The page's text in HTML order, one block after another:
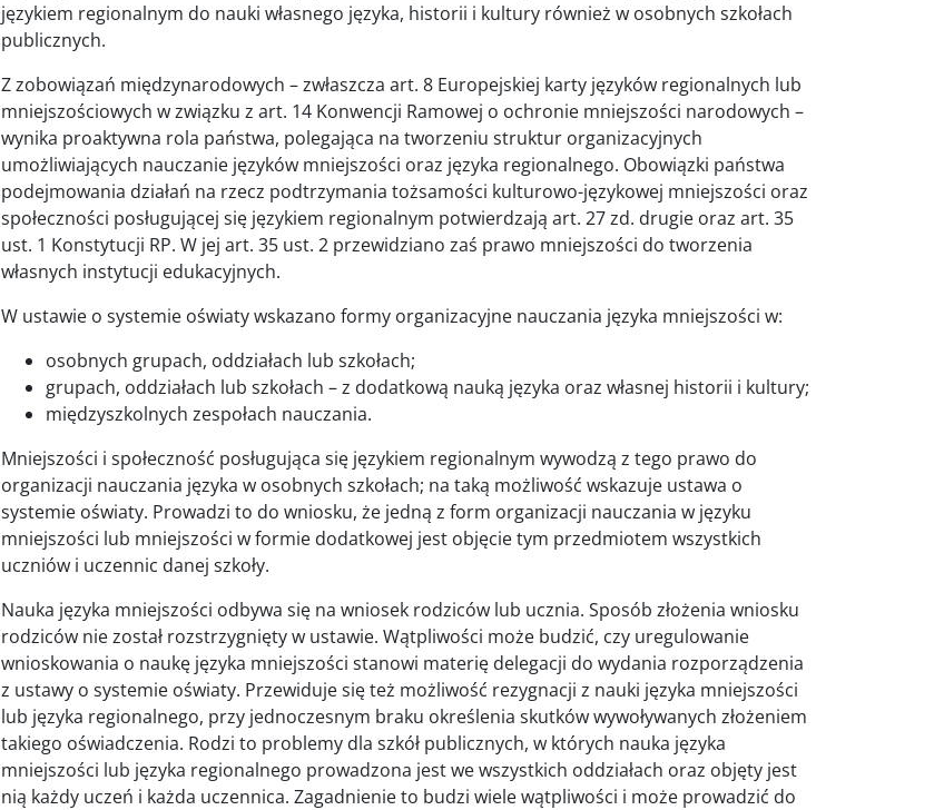
językiem regionalnym do nauki własnego języka, historii i kultury również w osobnych szkołach
publicznych.
Z zobowiązań międzynarodowych – zwłaszcza art. 8 Europejskiej karty języków regionalnych lub
mniejszościowych w związku z art. 14 Konwencji Ramowej o ochronie mniejszości narodowych –
wynika proaktywna rola państwa, polegająca na tworzeniu struktur organizacyjnych
umożliwiających nauczanie języków mniejszości oraz języka regionalnego. Obowiązki państwa
podejmowania działań na rzecz podtrzymania tożsamości kulturowo-językowej mniejszości oraz
społeczności posługującej się językiem regionalnym potwierdzają art. 27 zd. drugie oraz art. 35
ust. 1 Konstytucji RP. W jej art. 35 ust. 2 przewidziano zaś prawo mniejszości do tworzenia
własnych instytucji edukacyjnych.
W ustawie o systemie oświaty wskazano formy organizacyjne nauczania języka mniejszości w:
osobnych grupach, oddziałach lub szkołach;
grupach, oddziałach lub szkołach – z dodatkową nauką języka oraz własnej historii i kultury;
międzyszkolnych zespołach nauczania.
Mniejszości i społeczność posługująca się językiem regionalnym wywodzą z tego prawo do
organizacji nauczania języka w osobnych szkołach; na taką możliwość wskazuje ustawa o
systemie oświaty. Prowadzi to do wniosku, że jedną z form organizacji nauczania w języku
mniejszości lub mniejszości w formie dodatkowej jest objęcie tym przedmiotem wszystkich
uczniów i uczennic danej szkoły.
Nauka języka mniejszości odbywa się na wniosek rodziców lub ucznia. Sposób złożenia wniosku
rodziców nie został rozstrzygnięty w ustawie. Wątpliwości może budzić, czy uregulowanie
wnioskowania o naukę języka mniejszości stanowi materię delegacji do wydania rozporządzenia
z ustawy o systemie oświaty. Przewiduje się też możliwość rezygnacji z nauki języka mniejszości
lub języka regionalnego, przy jednoczesnym braku określenia skutków wywoływanych złożeniem
takiego oświadczenia. Rodzi to problemy dla szkół publicznych, w których nauka języka
mniejszości lub języka regionalnego prowadzona jest we wszystkich oddziałach oraz objęty jest
nią każdy uczeń i każda uczennica. Zagadnienie to budzi wiele wątpliwości i może prowadzić do